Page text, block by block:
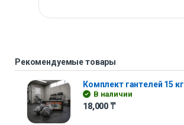
Рекомендуемые товары
Комплект гантелей 15 кг
В наличии
18,000 ₸